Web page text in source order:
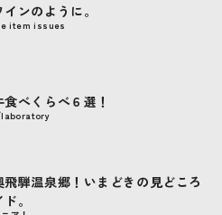
item issues
ンのように。
laboratory
べくらべ６選！
飛騨温泉郷！いまどきの見どころ
。